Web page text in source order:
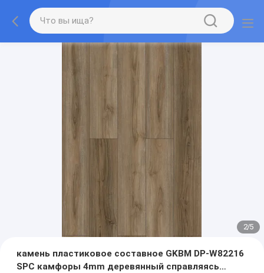
2/5
камень пластиковое составное GKBM DP-W82216
SPC камфоры 4mm деревянный справляясь